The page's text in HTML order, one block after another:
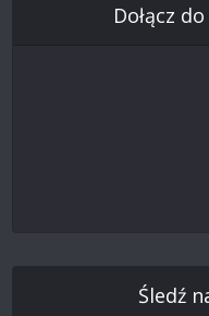
Dołącz
Śledź